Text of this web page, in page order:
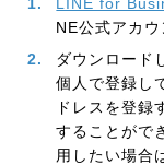
NE公式アカ
ダウンロード
個人で登録し
ドレスを登録
することがで
用したい場合